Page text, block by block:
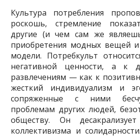
Культура потребления
роскошь, стремление
другие (и чем сам же
приобретения модных вещей
модели. Потребкульт
негативной ценности, а к
развлечениям — как к
жесткий индивидуализм и
сопряженные с ними
проблемам других людей,
обществу. Он
коллективизма и